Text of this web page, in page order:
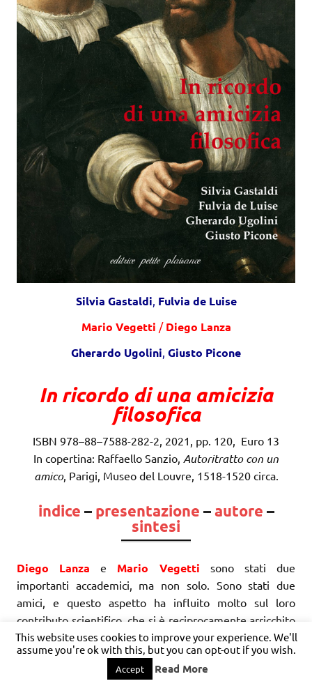
Silvia Gastaldi Fulvia de Luise
Mario Vegetti / Diego Lanza
Gherardo Ugolini Giusto Picone
In ricordo di una amicizia
filosofica
ISBN 978–88–7588-282-2, 2021, pp. 120, Euro 13
In copertina: Raffaello Sanzio, Autoritratto con un
amico, Parigi, Museo del Louvre, 1518-1520 circa.
indice – presentazione –autore –
sintesi
Diego Lanza e Mario Vegetti sono stati due
importanti accademici, ma non solo. Sono stati due
amici, e questo aspetto ha influito molto sul loro
contributo scientifico, che si è reciprocamente arricchito
dell’apporto che ciascuno ha fornito all’altro. Solo una
profonda amicizia consente una proficua dialettica, e la
dialettica costituisce il lievito di ogni dinamica culturale.
This website uses cookies to improve your experience. We'll
assume you're ok with this, but you can opt-out if you wish.
Accept Read More